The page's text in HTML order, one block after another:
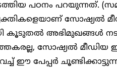
പഠനം പറയുന്നത്.
സോഷ്യൽ
കൂടുതൽ അഭിമുഖങ്ങൾ
സോഷ്യൽ
ഈ പേപ്പർ